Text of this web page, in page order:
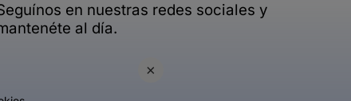
×
en nuestras redes sociales y
al día.